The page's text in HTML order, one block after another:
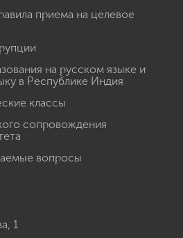
приема на целевое
на русском языке и
в Республике Индия
классы
сопровождения
вопросы
1